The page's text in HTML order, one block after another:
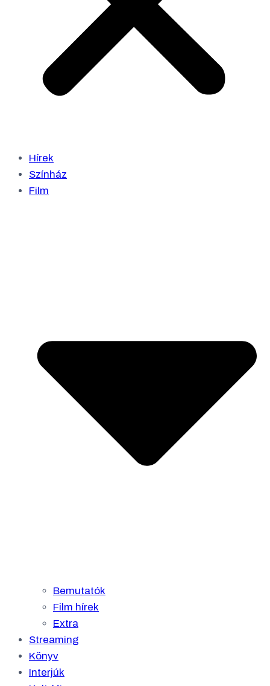
Hírek
Színház
Film
Bemutatók
Film hírek
Extra
Streaming
Könyv
Interjúk